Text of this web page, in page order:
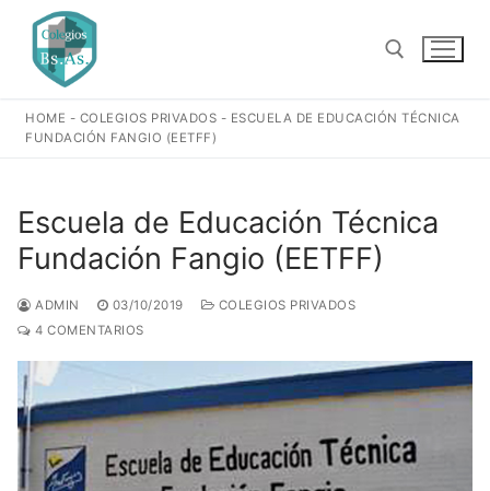
contenido
Buscar:
HOME - COLEGIOS PRIVADOS - ESCUELA DE EDUCACIÓN TÉCNICA
FUNDACIÓN FANGIO (EETFF)
Escuela de Educación Técnica
Fundación Fangio (EETFF)
ADMIN 03/10/2019
COLEGIOS PRIVADOS
4 COMENTARIOS